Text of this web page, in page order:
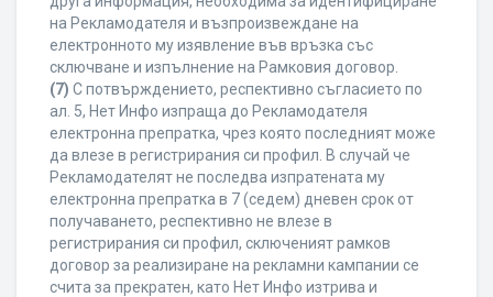
на Рекламодателя и възпроизвеждане на
електронното му изявление във връзка със
сключване и изпълнение на Рамковия договор.
(7) С потвърждението, респективно съгласието по
ал. 5, Нет Инфо изпраща до Рекламодателя
електронна препратка, чрез която последният може
да влезе в регистрирания си профил. В случай че
Рекламодателят не последва изпратената му
електронна препратка в 7 (седем) дневен срок от
получаването, респективно не влезе в
регистрирания си профил, сключеният рамков
договор за реализиране на рекламни кампании се
счита за прекратен, като Нет Инфо изтрива и